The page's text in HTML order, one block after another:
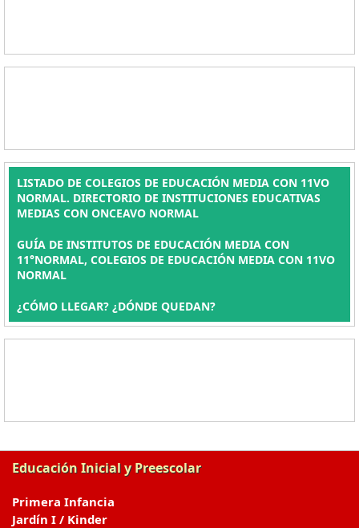
LISTADO DE COLEGIOS DE EDUCACIÓN MEDIA CON 11VO
NORMAL. DIRECTORIO DE INSTITUCIONES EDUCATIVAS
MEDIAS CON ONCEAVO NORMAL
GUÍA DE INSTITUTOS DE EDUCACIÓN MEDIA CON
11°NORMAL, COLEGIOS DE EDUCACIÓN MEDIA CON 11VO
NORMAL
¿CÓMO LLEGAR? ¿DÓNDE QUEDAN?
Educación Inicial y Preescolar
Primera Infancia
Jardín I / Kinder